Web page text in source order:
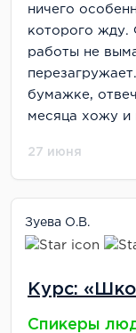
ничего
которого жду.
работы не
бумажке,
месяца хожу и
27 июня
Зуева О.В.
Курс:
Спикеры